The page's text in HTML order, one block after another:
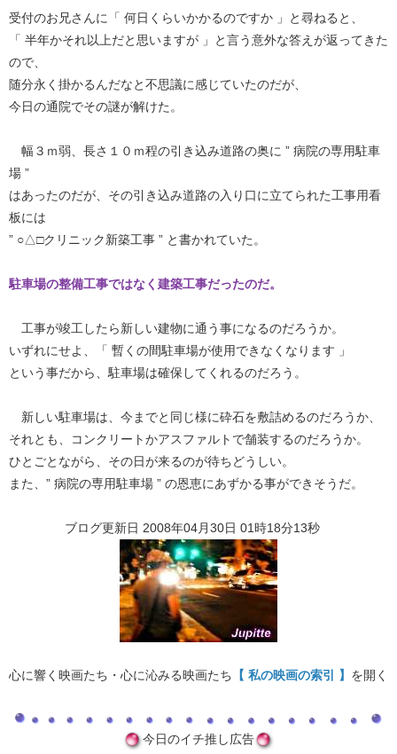
受付のお兄さんに「 何日くらいかかるのですか 」と尋ねると、
「 半年かそれ以上だと思いますが 」と言う意外な答えが返ってきた
ので、
随分永く掛かるんだなと不思議に感じていたのだが、
今日の通院でその謎が解けた。
幅３ｍ弱、長さ１０ｍ程の引き込み道路の奥に ” 病院の専用駐車
場 ”
はあったのだが、その引き込み道路の入り口に立てられた工事用看
板には
” ○△□クリニック新築工事 ” と書かれていた。
駐車場の整備工事ではなく建築工事だったのだ。
工事が竣工したら新しい建物に通う事になるのだろうか。
いずれにせよ、「 暫くの間駐車場が使用できなくなります 」
という事だから、駐車場は確保してくれるのだろう。
新しい駐車場は、今までと同じ様に砕石を敷詰めるのだろうか、
それとも、コンクリートかアスファルトで舗装するのだろうか。
ひとごとながら、その日が来るのが待ちどうしい。
また、” 病院の専用駐車場 ” の恩恵にあずかる事ができそうだ。
ブログ更新日 2008年04月30日 01時18分13秒
心に響く映画たち・心に沁みる映画たち 【 私の映画の索引 】 を開く
今日のイチ推し広告